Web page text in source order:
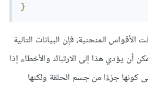
}
المنحنية، فإن البيانات التالية
يؤدي هذا إلى الارتباك والأخطاء إذا
كونها جزءًا من جسم الحلقة ولكنها